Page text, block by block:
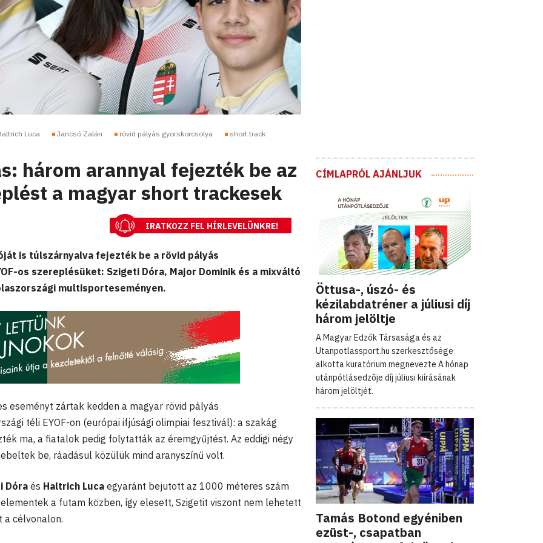
Luca Jancsó Zalán rövid pályás gyorskorcsolya short track
három arannyal fejezték be az
a magyar short trackesek
IRATKOZZ FEL HÍRLEVELÜNKRE!
is túlszárnyalva fejezték be a rövid pályás
os szereplésüket: Szigeti Dóra, Major Dominik és a mixváltó
multisporteseményen.
eseményt zártak kedden a magyar rövid pályás
téli EYOF-on (európai ifjúsági olimpiai fesztivál): a szakág
ma, a fiatalok pedig folytatták az éremgyűjtést. Az eddigi négy
be, ráadásul közülük mind aranyszínű volt.
Dóra és Haltrich Luca egyaránt bejutott az 1000 méteres szám
a futam közben, így elesett, Szigetit viszont nem lehetett
célvonalon.
CÍMLAPRÓL AJÁNLJUK
Öttusa-, úszó- és
kézilabdatréner a júliusi díj
három jelöltje
A Magyar Edzők Társasága és az
Utanpotlassport.hu szerkesztősége
alkotta kuratórium megnevezte A hónap
utánpótlásedzője díj júliusi kiírásának
három jelöltjét.
Tamás Botond egyéniben
ezüst-, csapatban